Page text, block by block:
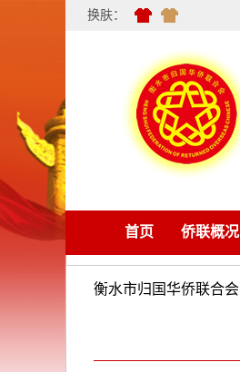
换肤：
首页 侨联概况
衡水市归国华侨联合会